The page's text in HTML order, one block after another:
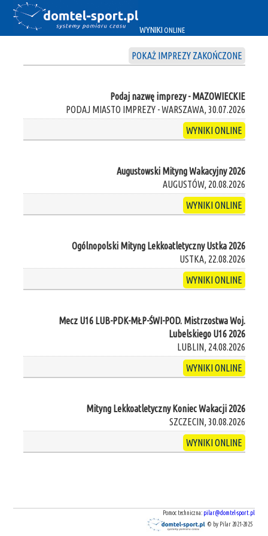
WYNIKI ONLINE
POKAŻ IMPREZY ZAKOŃCZONE
Podaj nazwę imprezy - MAZOWIECKIE
PODAJ MIASTO IMPREZY - WARSZAWA, 30.07.2026
WYNIKI ONLINE
Augustowski Mityng Wakacyjny 2026
AUGUSTÓW, 20.08.2026
WYNIKI ONLINE
Ogólnopolski Mityng Lekkoatletyczny Ustka 2026
USTKA, 22.08.2026
WYNIKI ONLINE
Mecz U16 LUB-PDK-MŁP-ŚWI-POD. Mistrzostwa Woj.
Lubelskiego U16 2026
LUBLIN, 24.08.2026
WYNIKI ONLINE
Mityng Lekkoatletyczny Koniec Wakacji 2026
SZCZECIN, 30.08.2026
WYNIKI ONLINE
Pomoc techniczna: pilar@domtel-sport.pl
© by Pilar 2021-2025